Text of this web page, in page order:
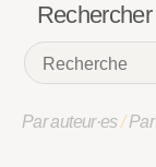
Rechercher
Par auteur·es/